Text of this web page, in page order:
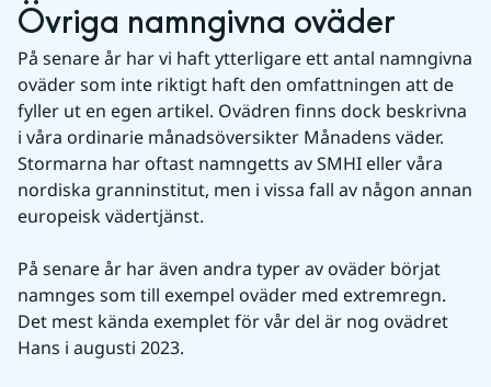
Övriga namngivna oväder
På senare år har vi haft ytterligare ett antal namngivna
oväder som inte riktigt haft den omfattningen att de
fyller ut en egen artikel. Ovädren finns dock beskrivna
i våra ordinarie månadsöversikter Månadens väder.
Stormarna har oftast namngetts av SMHI eller våra
nordiska granninstitut, men i vissa fall av någon annan
europeisk vädertjänst.
På senare år har även andra typer av oväder börjat
namnges som till exempel oväder med extremregn.
Det mest kända exemplet för vår del är nog ovädret
Hans i augusti 2023.